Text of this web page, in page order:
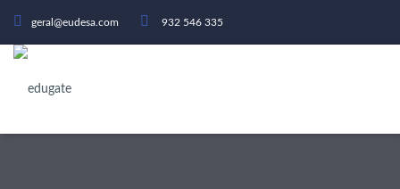
geral@eudesa.com 932 546 335